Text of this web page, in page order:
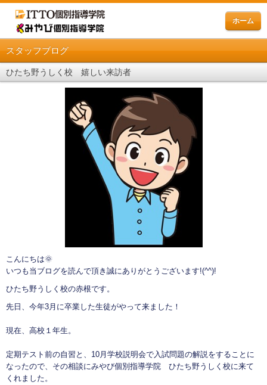
ホーム
スタッフブログ
ひたち野うしく校 嬉しい来訪者
こんにちは🌞
いつも当ブログを読んで頂き誠にありがとうございます!(^^)!
ひたち野うしく校の赤根です。
先日、今年3月に卒業した生徒がやって来ました！
現在、高校１年生。
定期テスト前の自習と、10月学校説明会で入試問題の解説をすることに
なったので、その相談にみやび個別指導学院 ひたち野うしく校に来て
くれました。